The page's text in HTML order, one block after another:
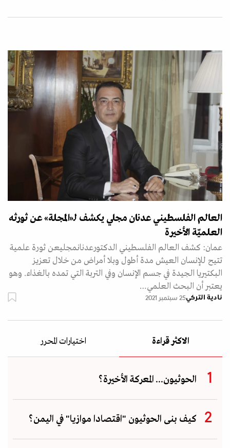
العالم الفلسطيني عدنان مجلي يكشف لـ«المجلة» عن ثورثه
العلميّة الأخيرة
عمان: كشف العالم الفلسطيني الدكتورعدنانمجليعن ثورة علمية
تتيح للإنسان العيش مدة أطول وبلا أمراض من خلال تعزيز
البكتيريا الجيدة في جسم الإنسان وفي التربة التي تمده بالغذاء. وهو
يعتبر أن البحث العلمي…
نادية التركي25 سبتمبر 2021
الاكثر قراءة اختيارات المحرر
الحوثيون... المعركة الأخيرة؟
كيف بنى الحوثيون "اقتصادا موازيا" في اليمن؟